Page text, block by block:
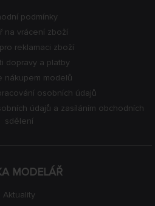
podmínky
na vrácení zboží
reklamaci zboží
dopravy a platby
nákupem modelů
osobních údajů
údajů a zasíláním obchodních
sdělení
MODELÁŘ
Aktuality